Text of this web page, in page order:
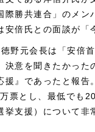
際勝共連合」のメン
安倍氏との面談が「
野元会長は「安倍
決意を聞きたかった
援』であったと報告
票とし、最低でも
挙支援）について非